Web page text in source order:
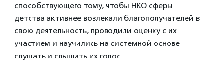
способствующего тому, чтобы НКО сферы
детства активнее вовлекали благополучателей в
свою деятельность, проводили оценку с их
участием и научились на системной основе
слушать и слышать их голос.